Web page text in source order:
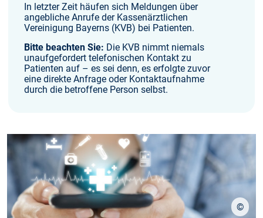
In letzter Zeit häufen sich Meldungen über
angebliche Anrufe der Kassenärztlichen
Vereinigung Bayerns (KVB) bei Patienten.
Bitte beachten Sie: Die KVB nimmt niemals
unaufgefordert telefonischen Kontakt zu
Patienten auf – es sei denn, es erfolgte zuvor
eine direkte Anfrage oder Kontaktaufnahme
durch die betroffene Person selbst.
©